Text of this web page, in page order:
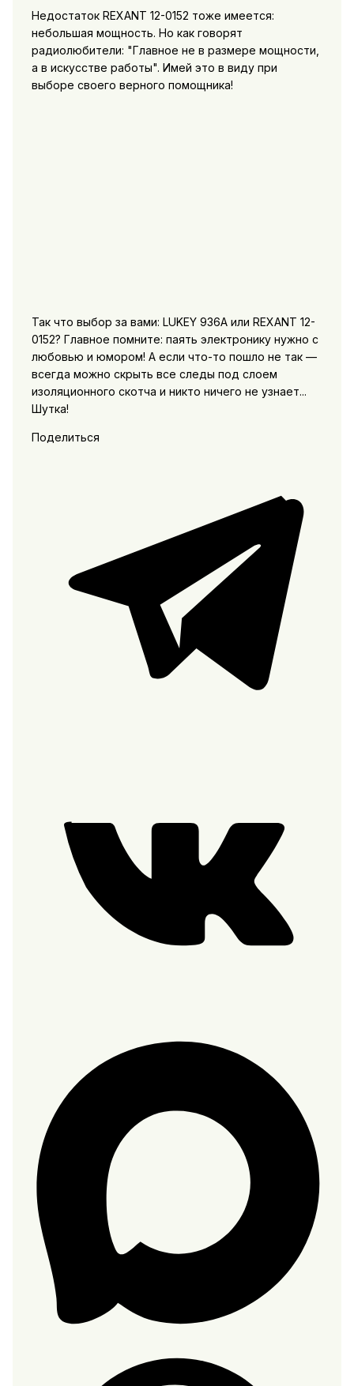
Недостаток REXANT 12-0152 тоже имеется:
небольшая мощность. Но как говорят
радиолюбители: "Главное не в размере мощности,
а в искусстве работы". Имей это в виду при
выборе своего верного помощника!
Так что выбор за вами: LUKEY 936A или REXANT 12-
0152? Главное помните: паять электронику нужно с
любовью и юмором! А если что-то пошло не так —
всегда можно скрыть все следы под слоем
изоляционного скотча и никто ничего не узнает...
Шутка!
Поделиться